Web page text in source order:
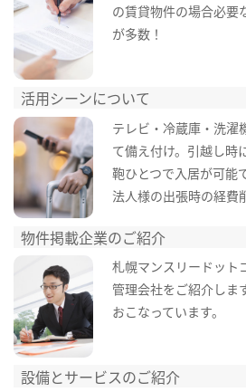
の賃貸物件の場合必要
が多数！
活用シーンについて
テレビ・冷蔵庫・洗濯
て備え付け。引越し時
鞄ひとつで入居が可能
法人様の出張時の経費
物件掲載企業のご紹介
札幌マンスリードット
管理会社をご紹介しま
おこなっています。
設備とサービスのご紹介